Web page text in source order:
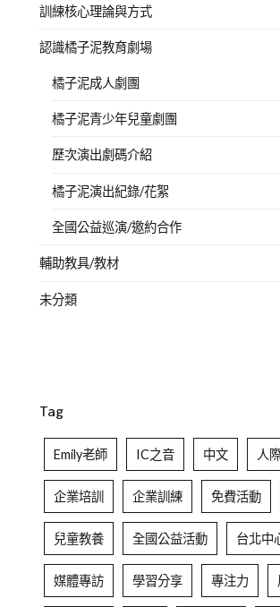
訓練核心理論與方式
認識橘子泥教育劇場
橘子泥成人劇團
橘子泥青少年兒童劇團
歷次演出劇碼介紹
橘子泥演出紀錄/花絮
全國公益巡演/邀約合作
輔助教具/教材
未分類
Tag
Emily老師 IC之音 中文 人
企業培訓 企業訓練 免費活動
兒童教養 全國公益活動 台北中
媒體專訪 學習分享 專注力